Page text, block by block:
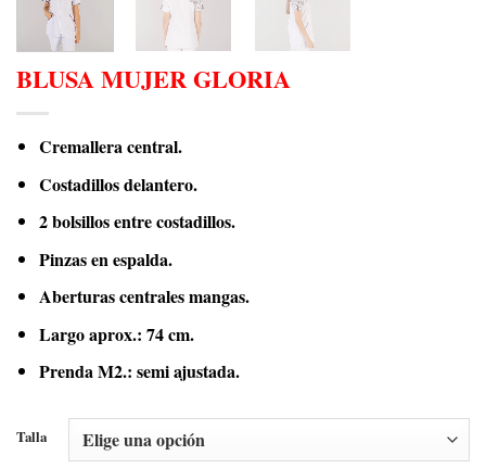
BLUSA MUJER GLORIA
Cremallera central.
Costadillos delantero.
2 bolsillos entre costadillos.
Pinzas en espalda.
Aberturas centrales mangas.
Largo aprox.: 74 cm.
Prenda M2.: semi ajustada.
Talla